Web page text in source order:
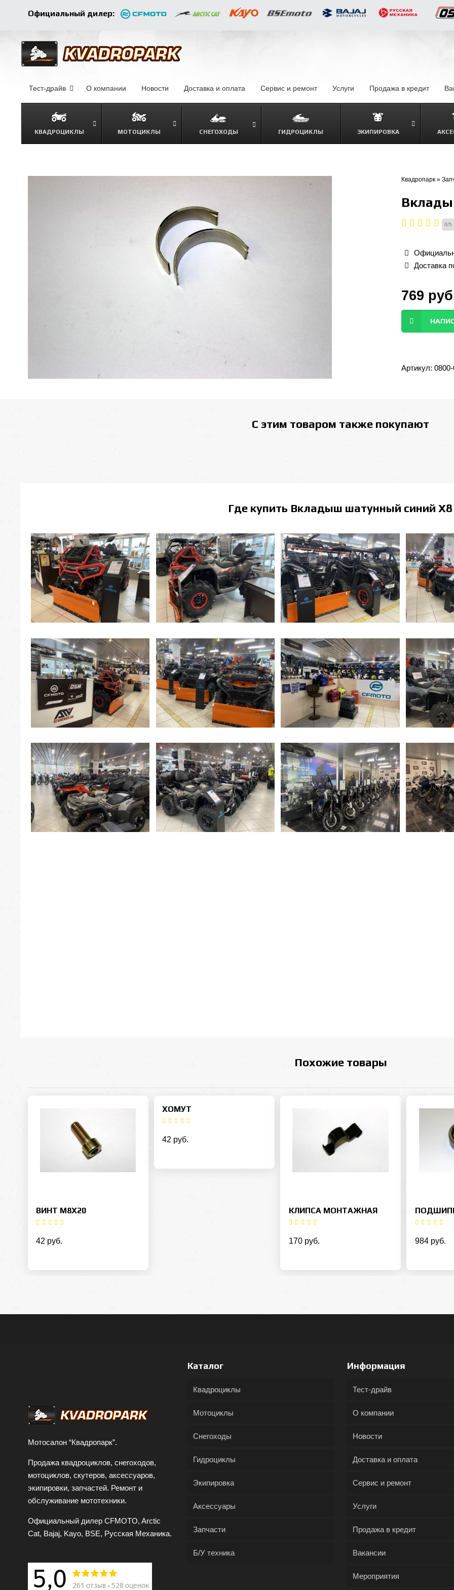
Официальный дилер:
Тест-драйв О компании Новости Доставка и оплата Сервис и ремонт Услуги Продажа в кредит–
КВАДРОЦИКЛЫ МОТОЦИКЛЫ СНЕГОХОДЫ
ГИДРОЦИКЛЫ
ЭКИПИРОВКА
Квадропарк »
0/5
Доставка
769
Артикул:
С этим товаром также покупают
Где купить Вкладыш шатунный синий Х8
Похожие товары
ВИНТ M8X20
42 руб.
ХОМУТ
42 руб.
КЛИПСА МОНТАЖНАЯ
170 руб. 984 руб.
Мотосалон “Квадропарк”.
Продажа квадроциклов, снегоходов,
мотоциклов, скутеров, аксессуаров,
экипировки, запчастей. Ремонт и
обслуживание мототехники.
Официальный дилер CFMOTO, Arctic
Cat, Bajaj, Kayo, BSE, Русская Механика.
Каталог
Квадроциклы
Мотоциклы
Снегоходы
Гидроциклы
Экипировка
Аксессуары
Запчасти
Б/У техника
Информация
Тест-драйв
О компании
Новости
Доставка и оплата
Сервис и ремонт
Услуги
Продажа в кредит
Вакансии
Мероприятия